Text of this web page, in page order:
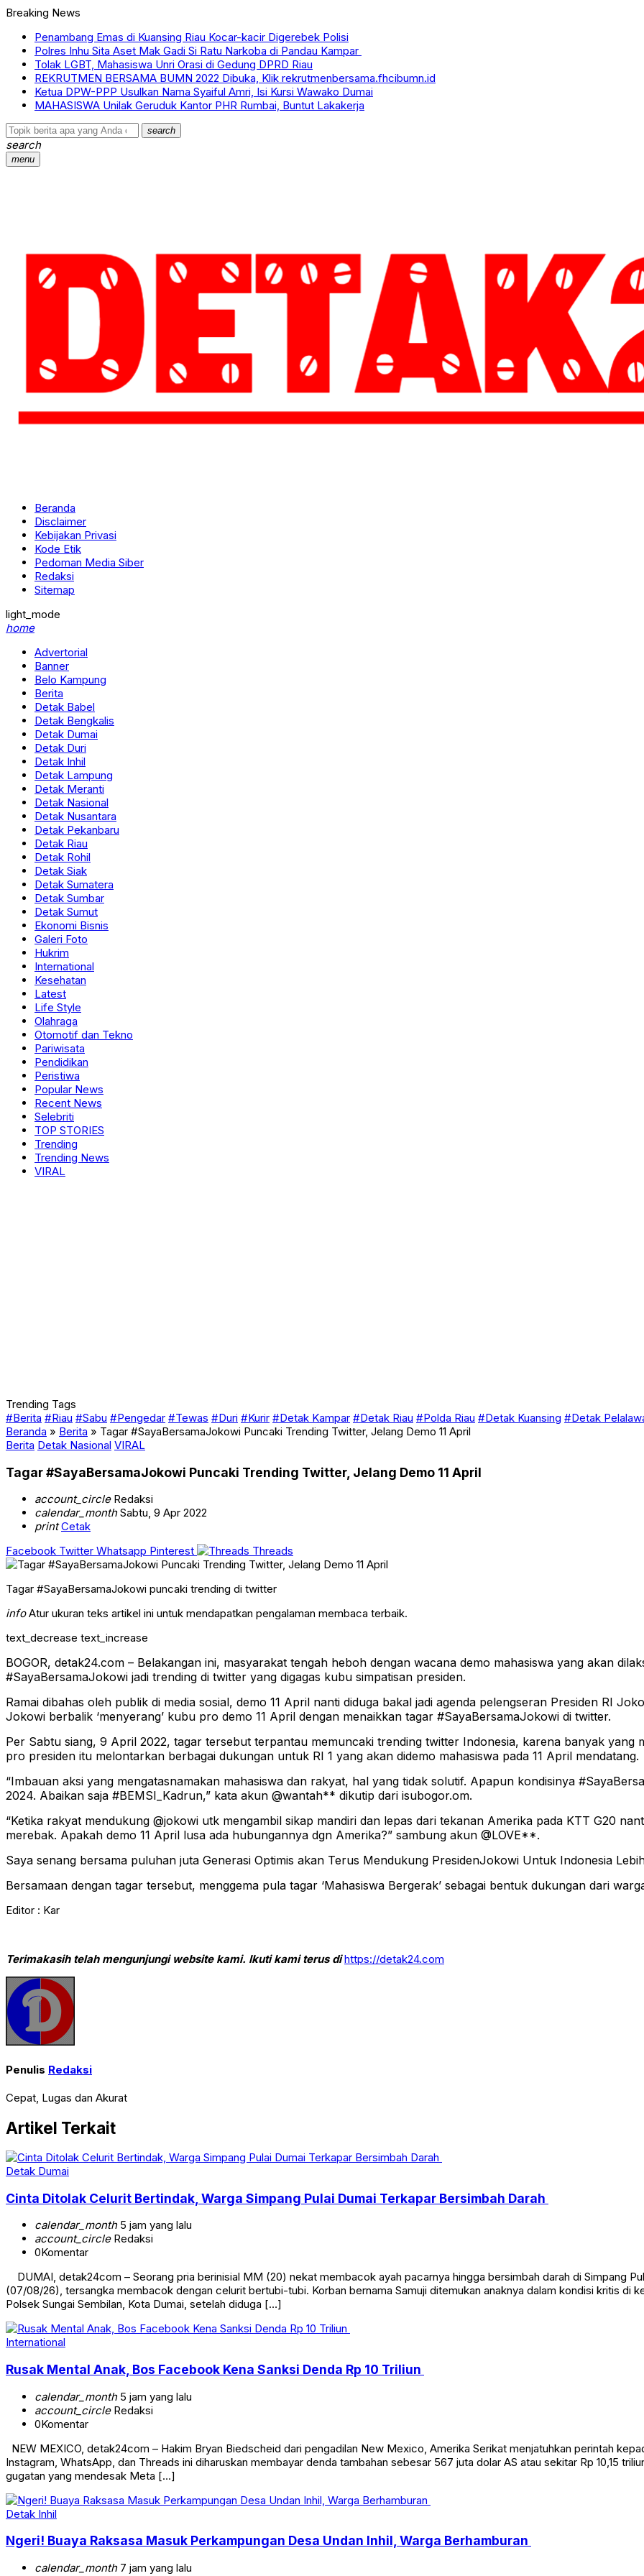
Breaking News
Penambang Emas di Kuansing Riau Kocar-kacir Digerebek Polisi
Polres Inhu Sita Aset Mak Gadi Si Ratu Narkoba di Pandau Kampar
Tolak LGBT, Mahasiswa Unri Orasi di Gedung DPRD Riau
REKRUTMEN BERSAMA BUMN 2022 Dibuka, Klik rekrutmenbersama.fhcibumn.id
Ketua DPW-PPP Usulkan Nama Syaiful Amri, Isi Kursi Wawako Dumai
MAHASISWA Unilak Geruduk Kantor PHR Rumbai, Buntut Lakakerja
search
search
menu
Beranda
Disclaimer
Kebijakan Privasi
Kode Etik
Pedoman Media Siber
Redaksi
Sitemap
light_mode
home
Advertorial
Banner
Belo Kampung
Berita
Detak Babel
Detak Bengkalis
Detak Dumai
Detak Duri
Detak Inhil
Detak Lampung
Detak Meranti
Detak Nasional
Detak Nusantara
Detak Pekanbaru
Detak Riau
Detak Rohil
Detak Siak
Detak Sumatera
Detak Sumbar
Detak Sumut
Ekonomi Bisnis
Galeri Foto
Hukrim
International
Kesehatan
Latest
Life Style
Olahraga
Otomotif dan Tekno
Pariwisata
Pendidikan
Peristiwa
Popular News
Recent News
Selebriti
TOP STORIES
Trending
Trending News
VIRAL
Trending Tags
#Berita #Riau #Sabu #Pengedar #Tewas #Duri #Kurir #Detak Kampar #Detak Riau #Polda Riau #Detak Kuansing #Detak
Beranda » Berita » Tagar #SayaBersamaJokowi Puncaki Trending Twitter, Jelang Demo 11 April
Berita Detak Nasional VIRAL
Tagar #SayaBersamaJokowi Puncaki Trending Twitter, Jelang Demo 11 April
account_circleRedaksi
calendar_monthSabtu, 9 Apr 2022
print Cetak
Facebook Twitter Whatsapp Pinterest Threads
Tagar #SayaBersamaJokowi puncaki trending di twitter
infoAtur ukuran teks artikel ini untuk mendapatkan pengalaman membaca terbaik.
text_decrease text_increase
BOGOR, detak24.com – Belakangan ini, masyarakat tengah heboh dengan wacana demo mahasiswa yang akan
#SayaBersamaJokowi jadi trending di twitter yang digagas kubu simpatisan presiden.
Ramai dibahas oleh publik di media sosial, demo 11 April nanti diduga bakal jadi agenda pelengseran Presiden RI
Jokowi berbalik ‘menyerang’ kubu pro demo 11 April dengan menaikkan tagar #SayaBersamaJokowi di twitter.
Per Sabtu siang, 9 April 2022, tagar tersebut terpantau memuncaki trending twitter Indonesia, karena banyak yang
pro presiden itu melontarkan berbagai dukungan untuk RI 1 yang akan didemo mahasiswa pada 11 April mendatang.
“Imbauan aksi yang mengatasnamakan mahasiswa dan rakyat, hal yang tidak solutif. Apapun kondisinya
2024. Abaikan saja #BEMSI_Kadrun,” kata akun @wantah** dikutip dari isubogor.om.
“Ketika rakyat mendukung @jokowi utk mengambil sikap mandiri dan lepas dari tekanan Amerika pada KTT G20
merebak. Apakah demo 11 April lusa ada hubungannya dgn Amerika?” sambung akun @LOVE**.
Saya senang bersama puluhan juta Generasi Optimis akan Terus Mendukung PresidenJokowi Untuk Indonesia
Bersamaan dengan tagar tersebut, menggema pula tagar ‘Mahasiswa Bergerak’ sebagai bentuk dukungan dari
Editor : Kar
Terimakasih telah mengunjungi website kami. Ikuti kami terus di https://detak24.com
Penulis Redaksi
Cepat, Lugas dan Akurat
Artikel Terkait
Detak Dumai
Cinta Ditolak Celurit Bertindak, Warga Simpang Pulai Dumai Terkapar Bersimbah Darah
calendar_month5 jam yang lalu
account_circleRedaksi
0Komentar
DUMAI, detak24com – Seorang pria berinisial MM (20) nekat membacok ayah pacarnya hingga bersimbah darah di Simpang
(07/08/26), tersangka membacok dengan celurit bertubi-tubi. Korban bernama Samuji ditemukan anaknya dalam kondisi kritis di
Polsek Sungai Sembilan, Kota Dumai, setelah diduga […]
International
Rusak Mental Anak, Bos Facebook Kena Sanksi Denda Rp 10 Triliun
calendar_month5 jam yang lalu
account_circleRedaksi
0Komentar
NEW MEXICO, detak24com – Hakim Bryan Biedscheid dari pengadilan New Mexico, Amerika Serikat menjatuhkan perintah
Instagram, WhatsApp, dan Threads ini diharuskan membayar denda tambahan sebesar 567 juta dolar AS atau sekitar Rp 10,15
gugatan yang mendesak Meta […]
Detak Inhil
Ngeri! Buaya Raksasa Masuk Perkampungan Desa Undan Inhil, Warga Berhamburan
calendar_month7 jam yang lalu